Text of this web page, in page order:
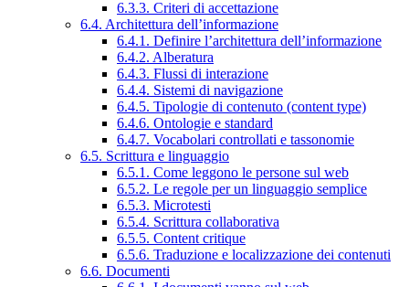
6.3.3. Criteri di accettazione
6.4. Architettura dell’informazione
6.4.1. Definire l’architettura dell’informazione
6.4.2. Alberatura
6.4.3. Flussi di interazione
6.4.4. Sistemi di navigazione
6.4.5. Tipologie di contenuto (content type)
6.4.6. Ontologie e standard
6.4.7. Vocabolari controllati e tassonomie
6.5. Scrittura e linguaggio
6.5.1. Come leggono le persone sul web
6.5.2. Le regole per un linguaggio semplice
6.5.3. Microtesti
6.5.4. Scrittura collaborativa
6.5.5. Content critique
6.5.6. Traduzione e localizzazione dei contenuti
6.6. Documenti